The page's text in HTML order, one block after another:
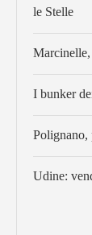
le Stelle
Marcinelle,
I bunker
Polignano,
Udine: